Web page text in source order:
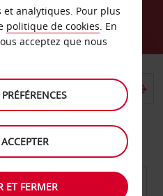
de retour
DATE DE RETOUR
analytiques. Pour plus
politique de cookies. En
acceptez que nous
ET FERMER